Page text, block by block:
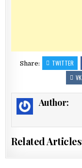
Share: TWITTER
VK
Author:
Related Articles